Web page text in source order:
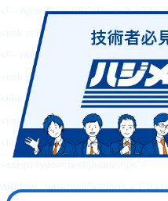
<!-- All in One SEO Pack 2.12
<link rel="canonical"
<!-- /all in one seo pack -->
<link rel='dns-prefetch' href='//
<link rel='dns-prefetch' href='//
<link rel='dns-prefetch' href='//
<link rel="alternate"